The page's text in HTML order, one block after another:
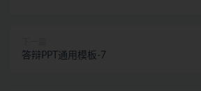
答辩PPT通用模板-7